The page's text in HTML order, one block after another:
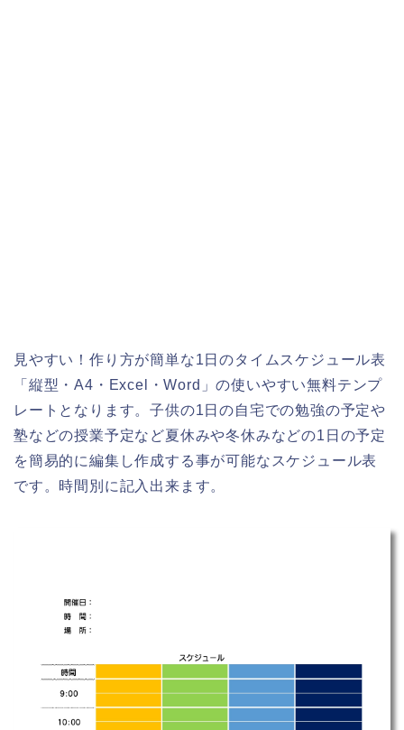
見やすい！作り方が簡単な1日のタイムスケジュール表
「縦型・A4・Excel・Word」の使いやすい無料テンプ
レートとなります。子供の1日の自宅での勉強の予定や
塾などの授業予定など夏休みや冬休みなどの1日の予定
を簡易的に編集し作成する事が可能なスケジュール表
です。時間別に記入出来ます。